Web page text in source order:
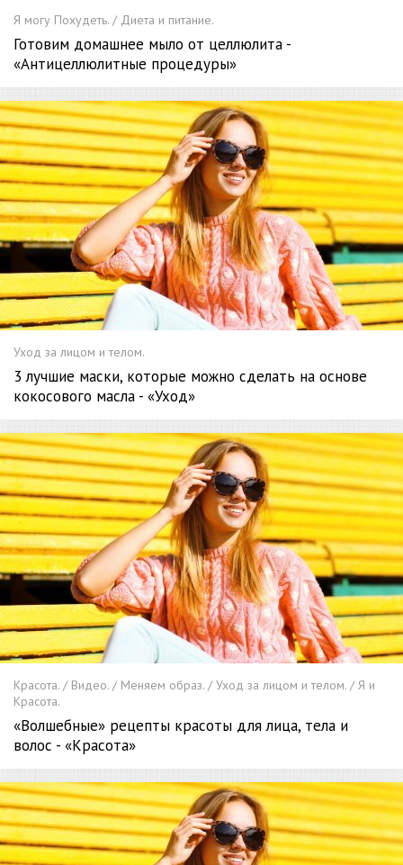
Я могу Похудеть. / Диета и питание.
Готовим домашнее мыло от целлюлита -
«Антицеллюлитные процедуры»
Уход за лицом и телом.
3 лучшие маски, которые можно сделать на основе
кокосового масла - «Уход»
Красота. / Видео. / Меняем образ. / Уход за лицом и телом. / Я и
Красота.
«Волшебные» рецепты красоты для лица, тела и
волос - «Красота»